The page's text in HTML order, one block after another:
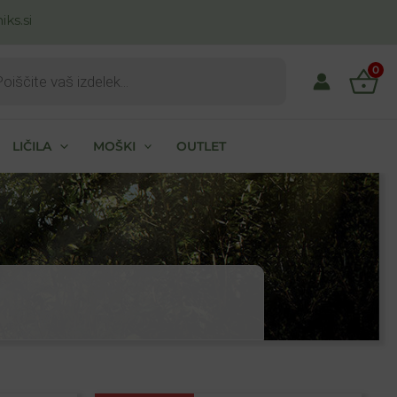
0
LIČILA MOŠKI OUTLET